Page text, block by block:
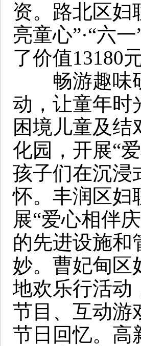
资。路北区妇
亮童心”·“六
了价值13180
畅游趣味研
动，让童年时
困境儿童及结
化园，开展“
孩子们在沉浸
怀。丰润区妇
展“爱心相伴
的先进设施和
妙。曹妃甸区
地欢乐行活动
节目、互动游
节日回忆。高